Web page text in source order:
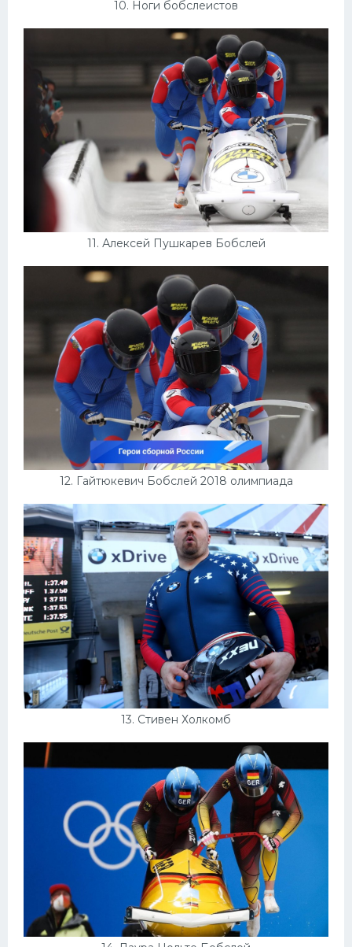
10. Ноги бобслеистов
11. Алексей Пушкарев Бобслей
12. Гайтюкевич Бобслей 2018 олимпиада
13. Стивен Холкомб